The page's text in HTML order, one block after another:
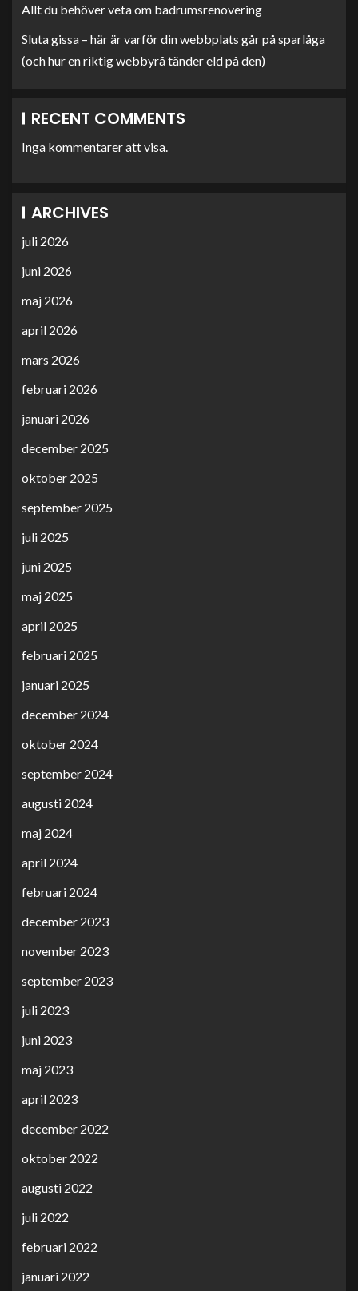
Allt du behöver veta om badrumsrenovering
Sluta gissa – här är varför din webbplats går på sparlåga
(och hur en riktig webbyrå tänder eld på den)
RECENT COMMENTS
Inga kommentarer att visa.
ARCHIVES
juli 2026
juni 2026
maj 2026
april 2026
mars 2026
februari 2026
januari 2026
december 2025
oktober 2025
september 2025
juli 2025
juni 2025
maj 2025
april 2025
februari 2025
januari 2025
december 2024
oktober 2024
september 2024
augusti 2024
maj 2024
april 2024
februari 2024
december 2023
november 2023
september 2023
juli 2023
juni 2023
maj 2023
april 2023
december 2022
oktober 2022
augusti 2022
juli 2022
februari 2022
januari 2022